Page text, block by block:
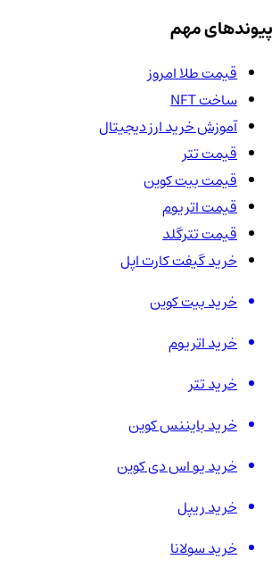
پیوندهای مهم
قیمت طلا امروز
ساخت NFT
آموزش خرید ارز دیجیتال
قیمت تتر
قیمت بیت کوین
قیمت اتریوم
قیمت تترگلد
خرید گیفت کارت اپل
خرید بیت کوین
خرید اتریوم
خرید تتر
خرید بایننس کوین
خرید یو اس دی کوین
خرید ریپل
خرید سولانا